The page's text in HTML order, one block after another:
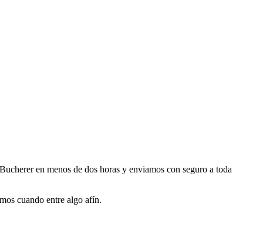
en menos de dos horas y enviamos con seguro a toda
cuando entre algo afín.